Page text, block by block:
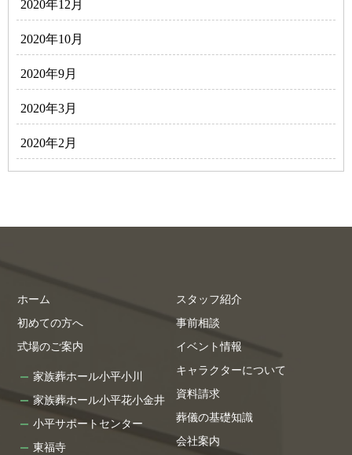
2020年12月
2020年10月
2020年9月
2020年3月
2020年2月
ホーム
初めての方へ
式場のご案内
家族葬ホール小平小川
家族葬ホール小平花小金井
小平サポートセンター
東福寺
スタッフ紹介
事前相談
イベント情報
キャラクターについて
資料請求
葬儀の基礎知識
会社案内